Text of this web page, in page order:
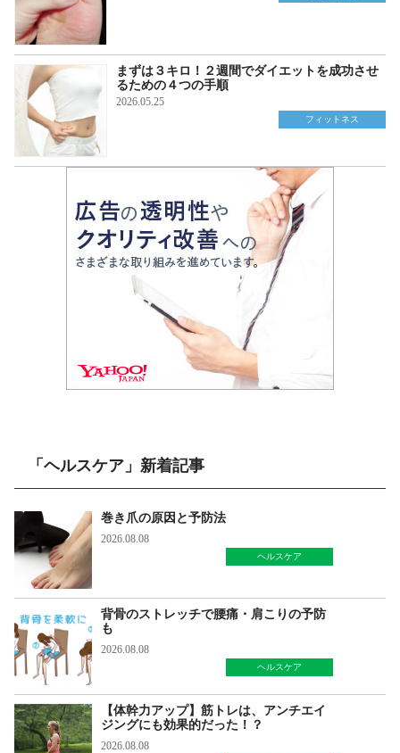
まずは３キロ！２週間でダイエットを成功させ
るための４つの手順
2026.05.25
フィットネス
「ヘルスケア」新着記事
巻き爪の原因と予防法
2026.08.08
ヘルスケア
背骨のストレッチで腰痛・肩こりの予防
も
2026.08.08
ヘルスケア
【体幹力アップ】筋トレは、アンチエイ
ジングにも効果的だった！？
2026.08.08